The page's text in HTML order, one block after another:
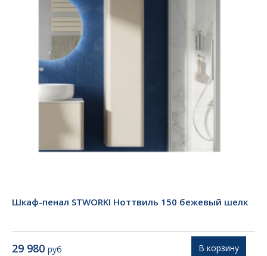
Шкаф-пенал STWORKI Ноттвиль 150 бежевый шелк
29 980 руб В корзину